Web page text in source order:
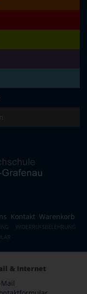
Kontakt Warenkorb
WIDERRUFSBELEHRUNG
& Internet
Mail